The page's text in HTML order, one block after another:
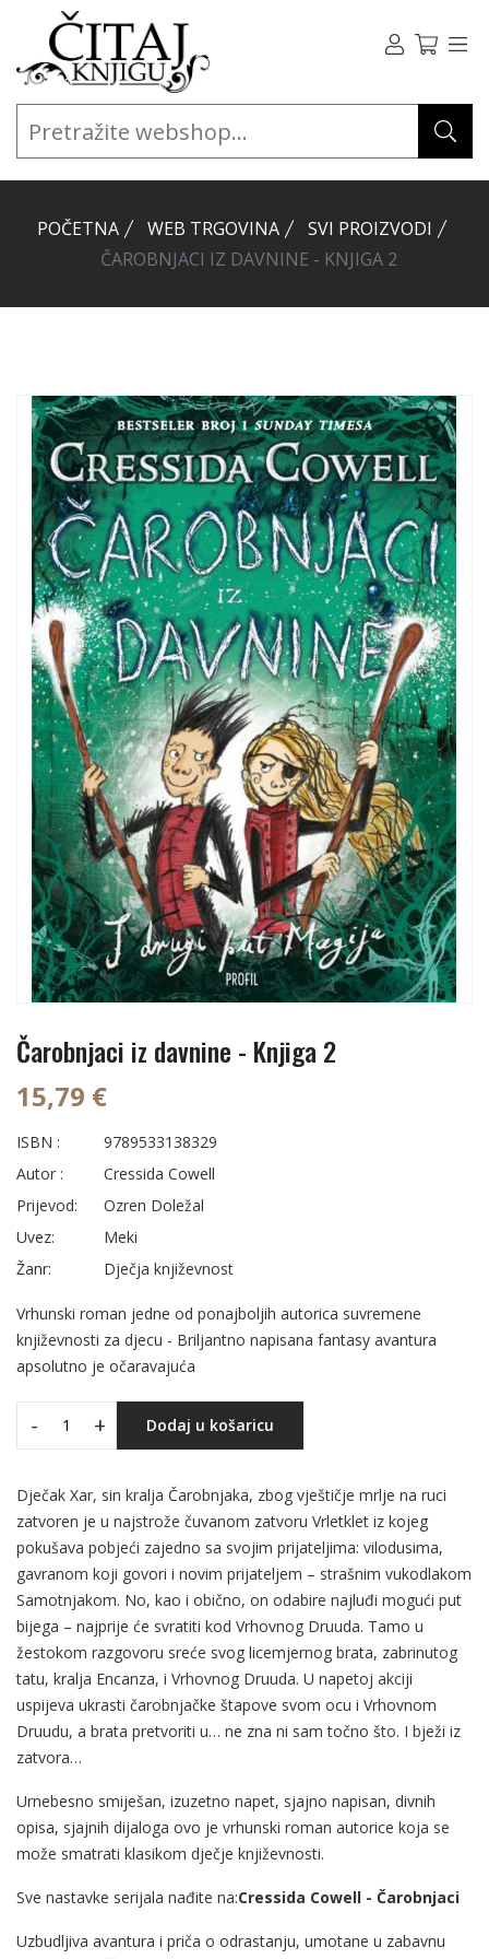
POČETNA WEB TRGOVINA
SVI PROIZVODI
ČAROBNJACI IZ DAVNINE - KNJIGA 2
Čarobnjaci iz davnine - Knjiga 2
15,79 €
ISBN :
9789533138329
Autor :
Cressida Cowell
Prijevod:
Ozren Doležal
Uvez:
Meki
Žanr:
Dječja književnost
Vrhunski roman jedne od ponajboljih autorica suvremene
književnosti za djecu - Briljantno napisana fantasy avantura
apsolutno je očaravajuća
- + Dodaj u košaricu
Dječak Xar, sin kralja Čarobnjaka, zbog vještičje mrlje na ruci
zatvoren je u najstrože čuvanom zatvoru Vrletklet iz kojeg
pokušava pobjeći zajedno sa svojim prijateljima: vilodusima,
gavranom koji govori i novim prijateljem – strašnim vukodlakom
Samotnjakom. No, kao i obično, on odabire najluđi mogući put
bijega – najprije će svratiti kod Vrhovnog Druuda. Tamo u
žestokom razgovoru sreće svog licemjernog brata, zabrinutog
tatu, kralja Encanza, i Vrhovnog Druuda. U napetoj akciji
uspijeva ukrasti čarobnjačke štapove svom ocu i Vrhovnom
Druudu, a brata pretvoriti u… ne zna ni sam točno što. I bježi iz
zatvora…
Urnebesno smiješan, izuzetno napet, sjajno napisan, divnih
opisa, sjajnih dijaloga ovo je vrhunski roman autorice koja se
može smatrati klasikom dječje književnosti.
Sve nastavke serijala nađite na:Cressida Cowell - Čarobnjaci
Uzbudljiva avantura i priča o odrastanju, umotane u zabavnu